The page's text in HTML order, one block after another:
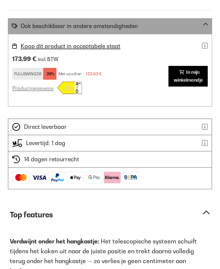
Ook beschikbaar in andere omstandigheden
Koop dit product in acceptabele staat
173,99 € incl. BTW
FULLSWING29 -29% Met voucher: 123,53 €
Productgegevens
In mijn
winkelmandje
Direct leverbaar
Levertijd: 1 dag
14 dagen retourrecht
Top features
Verdwijnt onder het hangkastje: Het telescopische systeem schuift
tijdens het koken uit naar de juiste positie en trekt daarna volledig
terug onder het hangkastje — zo verlies je geen centimeter aan